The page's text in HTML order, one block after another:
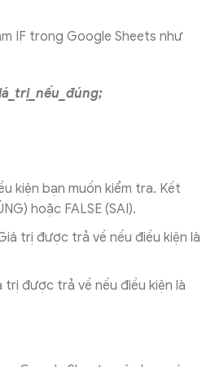
IF trong Google Sheets như
kiện bạn muốn kiểm tra. Kết
hoặc FALSE (SAI).
trị được trả về nếu điều kiện là
trị được trả về nếu điều kiện là